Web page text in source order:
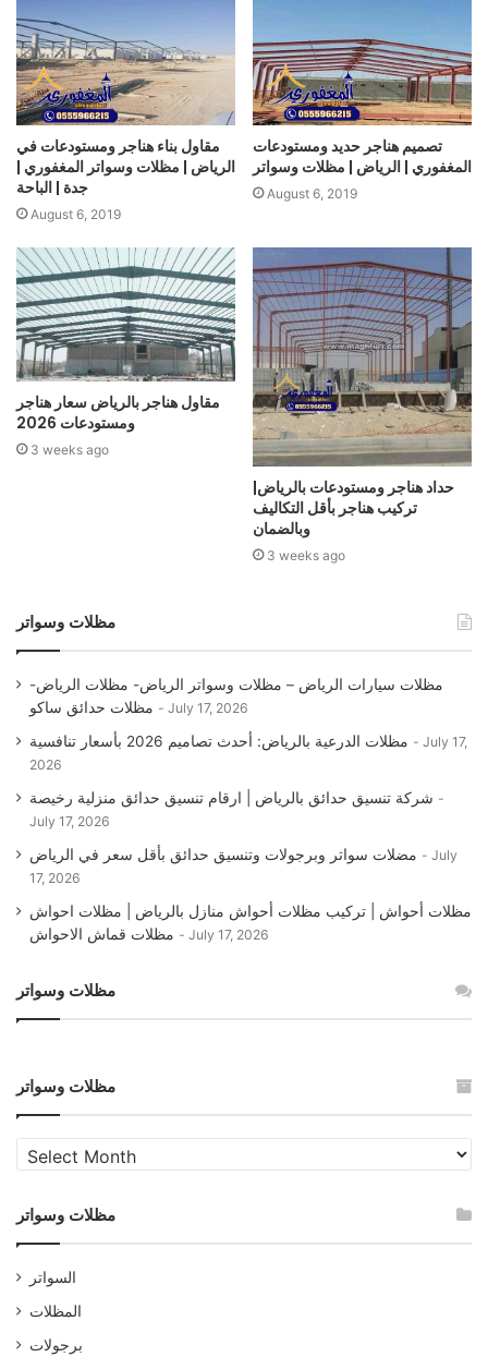
مقاول بناء هناجر ومستودعات في
الرياض | مظلات وسواتر المغفوري |
جدة | الباحة
August 6, 2019
تصميم هناجر حديد ومستودعات
المغفوري | الرياض | مظلات وسواتر
August 6, 2019
مقاول هناجر بالرياض سعار هناجر
ومستودعات 2026
3 weeks ago
حداد هناجر ومستودعات بالرياض|
تركيب هناجر بأقل التكاليف
وبالضمان
3 weeks ago
مظلات وسواتر
مظلات سيارات الرياض – مظلات وسواتر الرياض- مظلات الرياض-
مظلات حدائق ساكو
July 17, 2026
مظلات الدرعية بالرياض: أحدث تصاميم 2026 بأسعار تنافسية
July 17,
2026
شركة تنسيق حدائق بالرياض | ارقام تنسيق حدائق منزلية رخيصة
July 17, 2026
مضلات سواتر وبرجولات وتنسيق حدائق بأقل سعر في الرياض
July
17, 2026
مظلات أحواش | تركيب مظلات أحواش منازل بالرياض | مظلات احواش
مظلات قماش الاحواش
July 17, 2026
مظلات وسواتر
مظلات وسواتر
مظلات
وسواتر
مظلات وسواتر
السواتر
المظلات
برجولات